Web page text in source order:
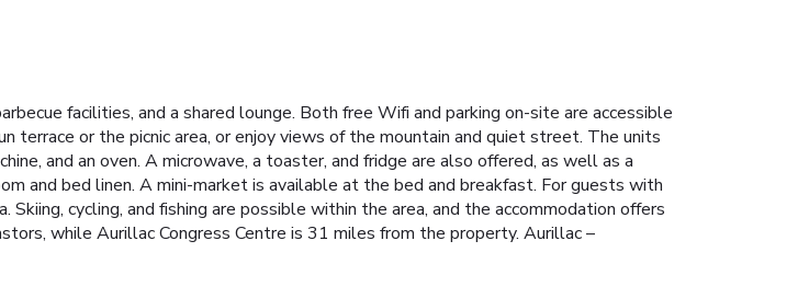
facilities, and a shared lounge. Both free Wifi and parking on-site are accessible
terrace or the picnic area, or enjoy views of the mountain and quiet street. The units
and an oven. A microwave, a toaster, and fridge are also offered, as well as a
and bed linen. A mini-market is available at the bed and breakfast. For guests with
cycling, and fishing are possible within the area, and the accommodation offers
while Aurillac Congress Centre is 31 miles from the property. Aurillac –